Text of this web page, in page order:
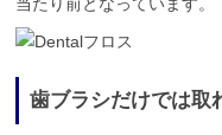
当たり前となっています。
歯ブラシだけでは取